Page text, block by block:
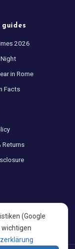
2026
in Rome
Facts
Returns
(Google
wichtigen